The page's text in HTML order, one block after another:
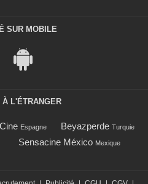
SUR MOBILE
L'ÉTRANGER
Espagne Beyazperde Turquie
Sensacine México Mexique